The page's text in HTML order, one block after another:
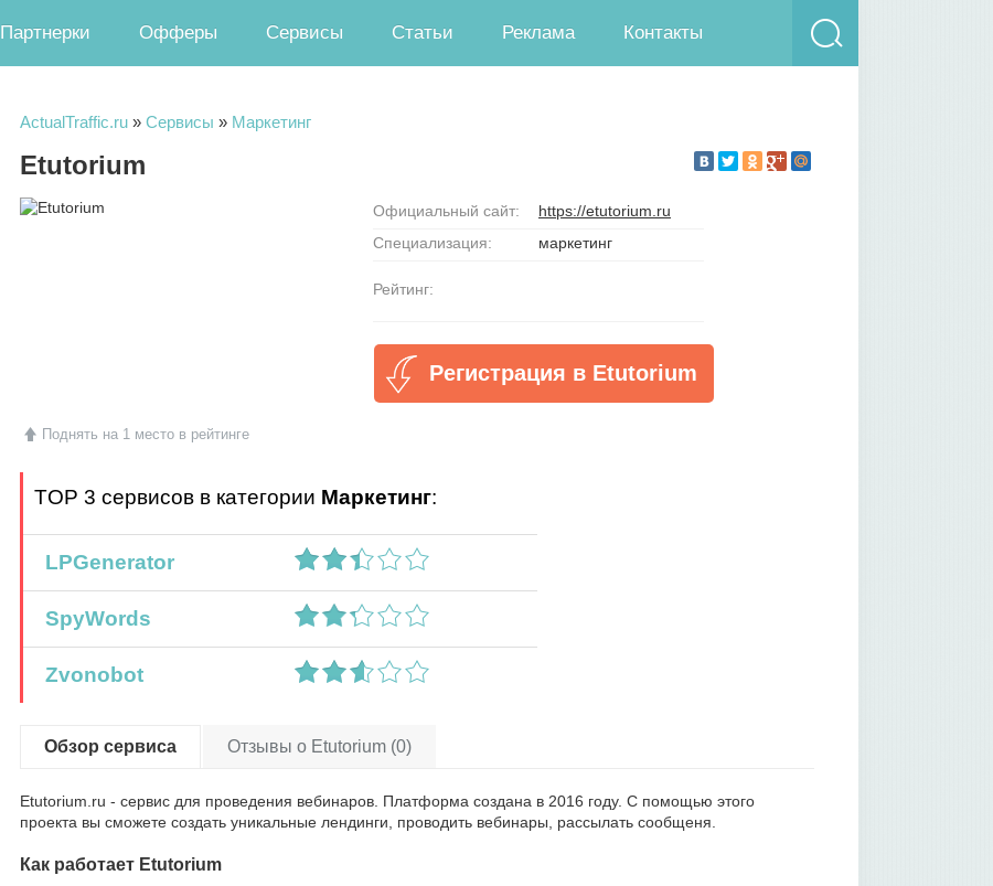
Партнерки Офферы Сервисы Статьи Реклама Контакты
ActualTraffic.ru » Сервисы » Маркетинг
Etutorium
Поднять на 1 место в рейтинге
Официальный сайт:
https://etutorium.ru
Специализация:
маркетинг
Рейтинг:
Регистрация в Etutorium
TOP 3 сервисов в категории Маркетинг:
LPGenerator
SpyWords
Zvonobot
Обзор сервиса Отзывы о Etutorium (0)
Etutorium.ru - сервис для проведения вебинаров. Платформа создана в 2016 году. С помощью этого
проекта вы сможете создать уникальные лендинги, проводить вебинары, рассылать сообщеня.
Как работает Etutorium